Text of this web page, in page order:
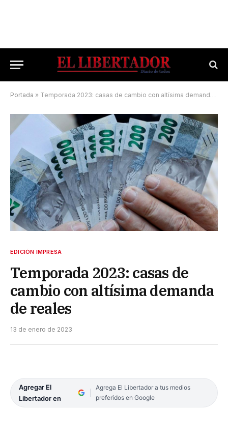
Portada » Temporada 2023: casas de cambio con altísima demanda de reales
EDICIÓN IMPRESA
Temporada 2023: casas de
cambio con altísima demanda
de reales
13 de enero de 2023
Agregar El
Libertador en
Agrega El Libertador a tus medios
preferidos en Google